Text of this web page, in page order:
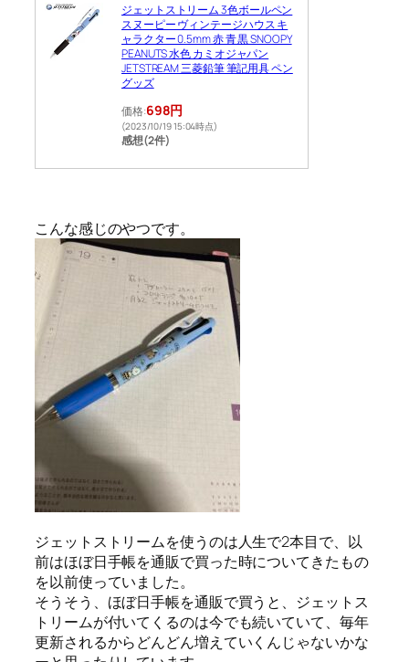
ジェットストリーム 3色ボールペン
スヌーピー ヴィンテージハウス キ
ャラクター 0.5mm 赤 青 黒 SNOOPY
PEANUTS 水色 カミオジャパン
JETSTREAM 三菱鉛筆 筆記用具 ペン
グッズ
価格:698円
(2023/10/19 15:04時点)
感想(2件)
こんな感じのやつです。
ジェットストリームを使うのは人生で2本目で、以
前はほぼ日手帳を通販で買った時についてきたもの
を以前使っていました。
そうそう、ほぼ日手帳を通販で買うと、ジェットス
トリームが付いてくるのは今でも続いていて、毎年
更新されるからどんどん増えていくんじゃないかな